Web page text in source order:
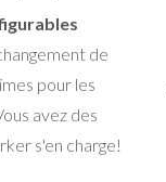
de
pour les
avez des
s'en charge!